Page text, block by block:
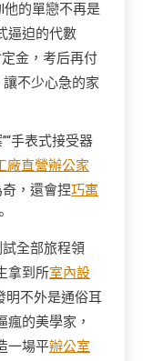
他的單戀不再是
逼迫的代數
金，考后再付
讓不少心急的家
手表式接受器
廠直營辦公家
，還會捏巧寓
全部旅程領
拿到所室內設
明不外是通俗耳
瘋的美學家，
一場平辦公室